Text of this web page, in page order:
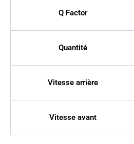
Q Factor
Quantité
Vitesse arrière
Vitesse avant